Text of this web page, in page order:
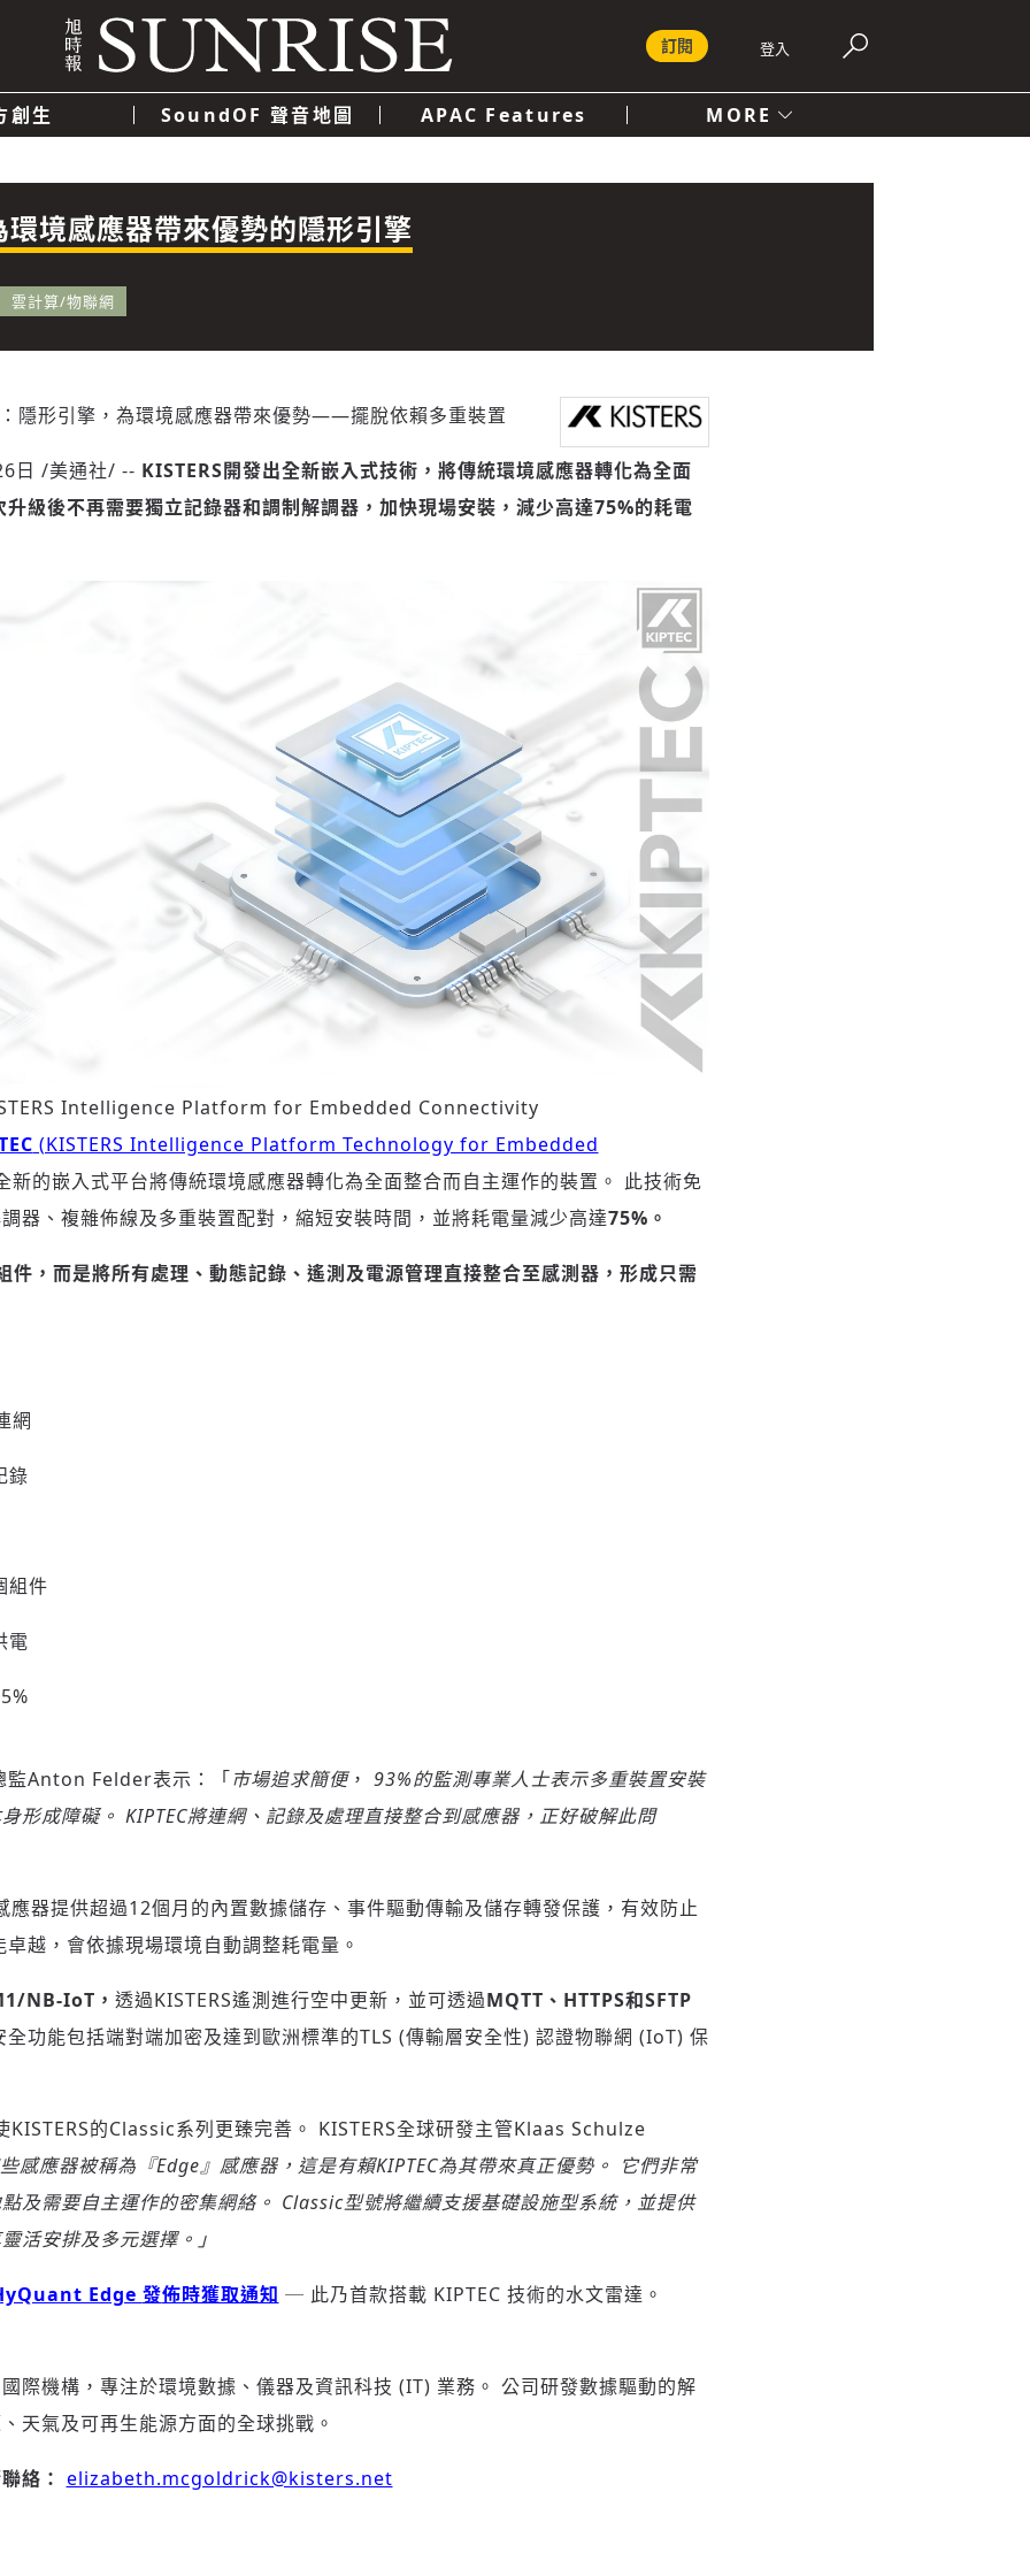
登入
訂閱
創生 SoundOF 聲音地圖 APAC Features
MORE
濟 科技
境感應器帶來優勢的隱形引擎
雲計算/物聯網
隱形引擎，為環境感應器帶來優勢——擺脫依賴多重裝置
日 /美通社/ -- KISTERS開發出全新嵌入式技術，將傳統環境感應器轉化為全面
升級後不再需要獨立記錄器和調制解調器，加快現場安裝，減少高達75%的耗電
Intelligence Platform for Embedded Connectivity
(KISTERS Intelligence Platform Technology for Embedded
新的嵌入式平台將傳統環境感應器轉化為全面整合而自主運作的裝置。 此技術免
器、複雜佈線及多重裝置配對，縮短安裝時間，並將耗電量減少高達75% 。
件，而是將所有處理、動態記錄、遙測及電源管理直接整合至感測器，形成只需
網
錄
組件
電
監Anton Felder表示：「市場追求簡便， 93%的監測專業人士表示多重裝置安裝
形成障礙。 KIPTEC將連網、記錄及處理直接整合到感應器，正好破解此問
應器提供超過12個月的內置數據儲存、事件驅動傳輸及儲存轉發保護，有效防止
越，會依據現場環境自動調整耗電量。
NB-IoT ， 透過KISTERS遙測進行空中更新，並可透過MQTT 、 HTTPS和SFTP
功能包括端對端加密及達到歐洲標準的TLS (傳輸層安全性) 認證物聯網 (IoT) 保
KISTERS的Classic系列更臻完善。 KISTERS全球研發主管Klaas Schulze
感應器被稱為『Edge』 感應器，這是有賴KIPTEC為其帶來真正優勢。 它們非常
及需要自主運作的密集網絡。 Classic型號將繼續支援基礎設施型系統，並提供
活安排及多元選擇。」
Edge 發佈時獲取通知 ─ 此乃首款搭載 KIPTEC 技術的水文雷達。
際機構，專注於環境數據、儀器及資訊科技 (IT) 業務。 公司研發數據驅動的解
天氣及可再生能源方面的全球挑戰。
絡： elizabeth.mcgoldrick@kisters.net